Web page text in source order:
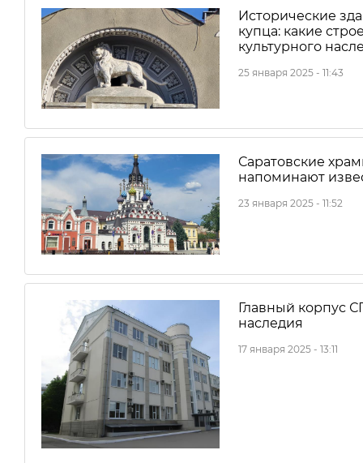
Исторические
купца: какие
культурного
25 января 2025 - 11:43
Саратовские
напоминают
23 января 2025 - 11:52
Главный корпус
наследия
17 января 2025 - 13:11